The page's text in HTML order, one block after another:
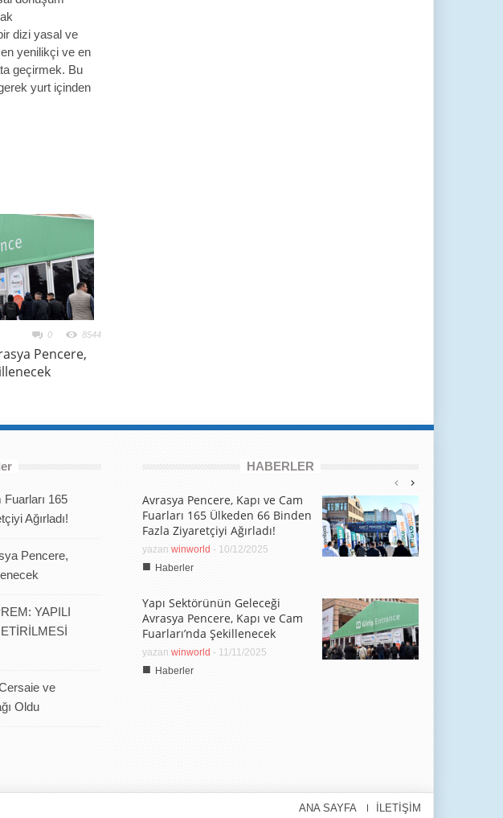
dizi yasal ve
yenilikçi ve en
geçirmek. Bu
yurt içinden
0 8544
Pencere,
165
Ağırladı!
Pencere,
YAPILI
ve
Oldu
HABERLER
Avrasya Pencere, Kapı ve Cam
Fuarları 165 Ülkeden 66 Binden
Fazla Ziyaretçiyi Ağırladı!
yazan winworld - 10/12/2025
■ Haberler
Yapı Sektörünün Geleceği
Avrasya Pencere, Kapı ve Cam
Fuarları’nda Şekillenecek
yazan winworld - 11/11/2025
■ Haberler
ANA SAYFA İLETİŞİM